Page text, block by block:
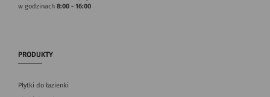
w godzinach 8:00 - 16:00
PRODUKTY
Płytki do łazienki